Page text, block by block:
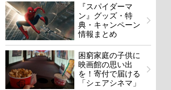
『スパイダーマ
ン』グッズ・特
典・キャンペーン
情報まとめ
困窮家庭の子供に
映画館の思い出
を！寄付で届ける
「シェアシネマ」